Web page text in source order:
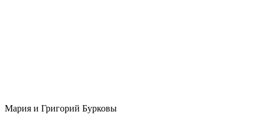
Мария и Григорий Бурковы